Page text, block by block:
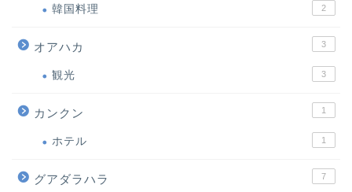
韓国料理 2
オアハカ 3
観光 3
カンクン 1
ホテル 1
グアダラハラ 7